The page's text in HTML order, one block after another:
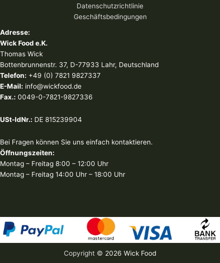
Datenschutzrichtlinie
Geschäftsbedingungen
Adresse:
Wick Food e.K.
Thomas Wick
Bottenbrunnenstr. 37, D-77933 Lahr, Deutschland
Telefon: +49 (0) 7821 9827337
E-Mail: info@wickfood.de
Fax.: 0049-0-7821-9827336
USt-IdNr.: DE 815239904
Bei Fragen können Sie uns einfach kontaktieren.
Öffnungszeiten:
Montag – Freitag 8:00 – 12:00 Uhr
Montag – Freitag 14:00 Uhr – 18:00 Uhr
Copyright © 2026 Wick Food